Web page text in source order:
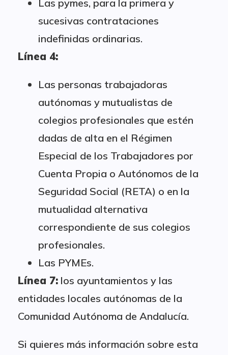
Las pymes, para la primera y
sucesivas contrataciones
indefinidas ordinarias.
Línea 4:
Las personas trabajadoras
autónomas y mutualistas de
colegios profesionales que estén
dadas de alta en el Régimen
Especial de los Trabajadores por
Cuenta Propia o Autónomos de la
Seguridad Social (RETA) o en la
mutualidad alternativa
correspondiente de sus colegios
profesionales.
Las PYMEs.
Línea 7: los ayuntamientos y las
entidades locales autónomas de la
Comunidad Autónoma de Andalucía.
Si quieres más información sobre esta